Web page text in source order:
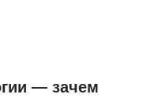
— зачем